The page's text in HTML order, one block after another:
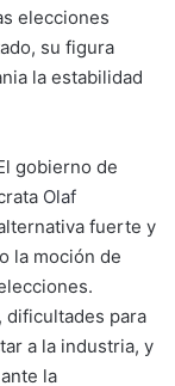
elecciones
su figura
la estabilidad
gobierno de
Olaf
fuerte y
la moción de
dificultades para
a la industria, y
la